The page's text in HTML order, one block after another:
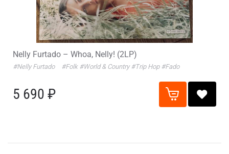
Nelly Furtado – Whoa, Nelly! (2LP)
#Nelly Furtado #Folk #World & Country #Trip Hop #Fado
5 690 ₽